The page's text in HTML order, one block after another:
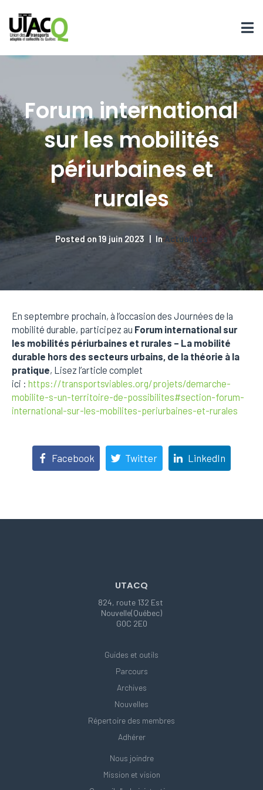
Forum international
sur les mobilités
périurbaines et
rurales
Posted on 19 juin 2023 InActualités
En septembre prochain, à l’occasion des Journées de la
mobilité durable, participez au Forum international sur
les mobilités périurbaines et rurales – La mobilité
durable hors des secteurs urbains, de la théorie à la
pratique, Lisez l’article complet
ici : https://transportsviables.org/projets/demarche-
mobilite-s-un-territoire-de-possibilites#section-forum-
international-sur-les-mobilites-periurbaines-et-rurales
Facebook Twitter LinkedIn
UTACQ
824, route 132 Est
Nouvelle(Québec)
G0C 2E0
Guides et outils
Parcours
Archives
Nouvelles
Répertoire des membres
Adhérer
Nous joindre
Mission et vision